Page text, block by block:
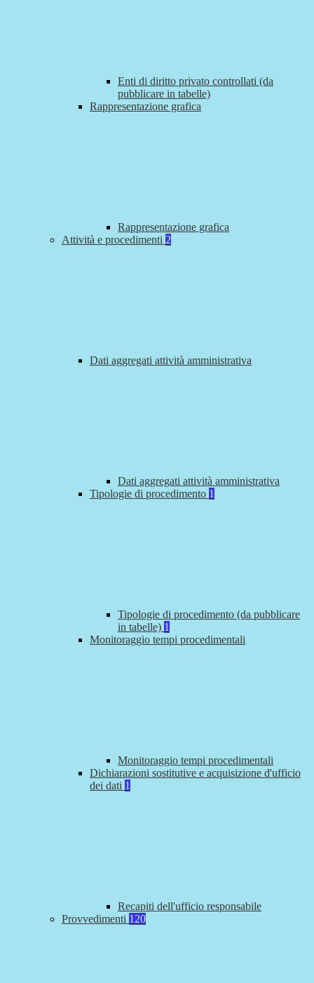
Enti di diritto privato controllati (da
pubblicare in tabelle)
Rappresentazione grafica
Rappresentazione grafica
Attività e procedimenti 2
Dati aggregati attività amministrativa
Dati aggregati attività amministrativa
Tipologie di procedimento 1
Tipologie di procedimento (da pubblicare
in tabelle) 1
Monitoraggio tempi procedimentali
Monitoraggio tempi procedimentali
Dichiarazioni sostitutive e acquisizione d'ufficio
dei dati 1
Recapiti dell'ufficio responsabile
Provvedimenti 120